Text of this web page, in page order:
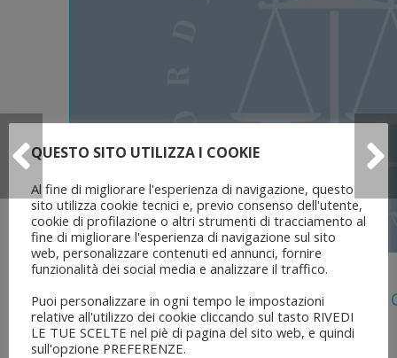
5 Agosto 2026
Legge 28 Luglio 2026 N. 137 “delega
Dell’ordinamento Forense”
QUESTO SITO UTILIZZA I COOKIE
Al fine di migliorare l'esperienza di navigazione, questo
sito utilizza cookie tecnici e, previo consenso dell'utente,
cookie di profilazione o altri strumenti di tracciamento al
fine di migliorare l'esperienza di navigazione sul sito
web, personalizzare contenuti ed annunci, fornire
funzionalità dei social media e analizzare il traffico.
Puoi personalizzare in ogni tempo le impostazioni
relative all'utilizzo dei cookie cliccando sul tasto RIVEDI
LE TUE SCELTE nel piè di pagina del sito web, e quindi
sull'opzione PREFERENZE.